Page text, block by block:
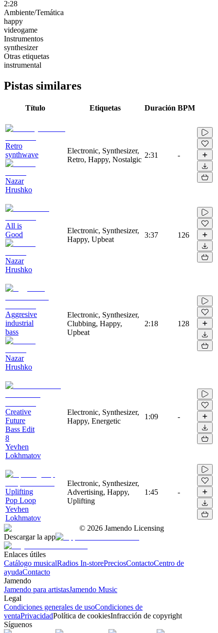
2:28
Ambiente/Temática
happy
videogame
Instrumentos
synthesizer
Otras etiquetas
instrumental
Pistas similares
Título Etiquetas Duración BPM
Retro
synthwave
Nazar
Hrushko
Electronic, Synthesizer,
Retro, Happy, Nostalgic
2:31 -
All is
Good
Nazar
Hrushko
Electronic, Synthesizer,
Happy, Upbeat
3:37 126
Aggresive
industrial
bass
Nazar
Hrushko
Electronic, Synthesizer,
Clubbing, Happy,
Upbeat
2:18 128
Creative
Future
Bass Edit
8
Yevhen
Lokhmatov
Electronic, Synthesizer,
Happy, Energetic
1:09 -
Uplifting
Pop Loop
Yevhen
Lokhmatov
Electronic, Synthesizer,
Advertising, Happy,
Uplifting
1:45 -
© 2026 Jamendo Licensing
Descargar la app
Enlaces útiles
Catálogo musicalRadios In-storePreciosContactoCentro de
ayudaContacto
Jamendo
Jamendo para artistasJamendo Music
Legal
Condiciones generales de usoCondiciones de
ventaPrivacidadPolítica de cookiesInfracción de copyright
Síguenos